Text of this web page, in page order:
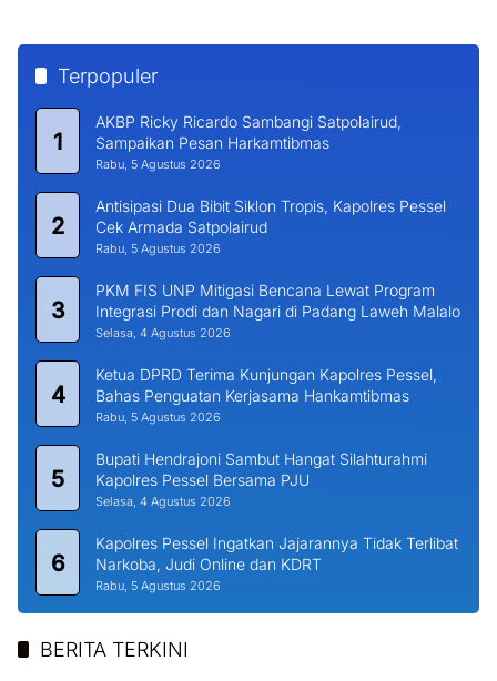
Terpopuler
1
AKBP Ricky Ricardo Sambangi Satpolairud,
Sampaikan Pesan Harkamtibmas
Rabu, 5 Agustus 2026
2
Antisipasi Dua Bibit Siklon Tropis, Kapolres Pessel
Cek Armada Satpolairud
Rabu, 5 Agustus 2026
3
PKM FIS UNP Mitigasi Bencana Lewat Program
Integrasi Prodi dan Nagari di Padang Laweh Malalo
Selasa, 4 Agustus 2026
4
Ketua DPRD Terima Kunjungan Kapolres Pessel,
Bahas Penguatan Kerjasama Hankamtibmas
Rabu, 5 Agustus 2026
5
Bupati Hendrajoni Sambut Hangat Silahturahmi
Kapolres Pessel Bersama PJU
Selasa, 4 Agustus 2026
6
Kapolres Pessel Ingatkan Jajarannya Tidak Terlibat
Narkoba, Judi Online dan KDRT
Rabu, 5 Agustus 2026
BERITA TERKINI